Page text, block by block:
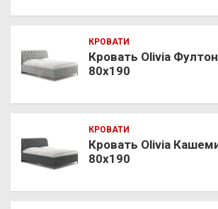
КРОВАТИ
Кровать Olivia
80х190
КРОВАТИ
Кровать Olivia
80х190